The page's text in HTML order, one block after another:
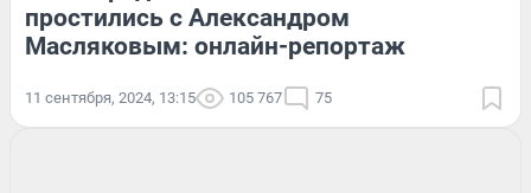
простились с Александром
Масляковым: онлайн-репортаж
11 сентября, 2024, 13:15 105 767 75